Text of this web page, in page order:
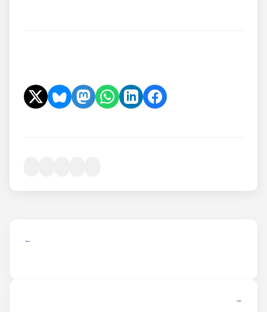
← ANTERIOR
SIGUIENTE →